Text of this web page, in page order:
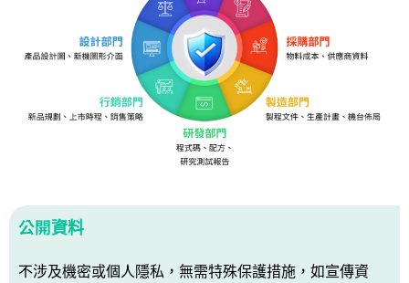
公開資料
不涉及機密或個人隱私，無需特殊保護措施，如宣傳資